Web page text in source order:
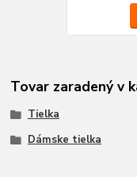
Tovar zaradený v
Tielka
Dámske tielka